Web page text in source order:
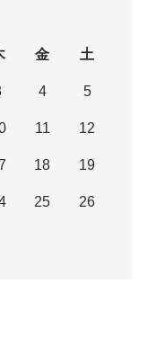
金 土
4 5
11 12
18 19
25 26